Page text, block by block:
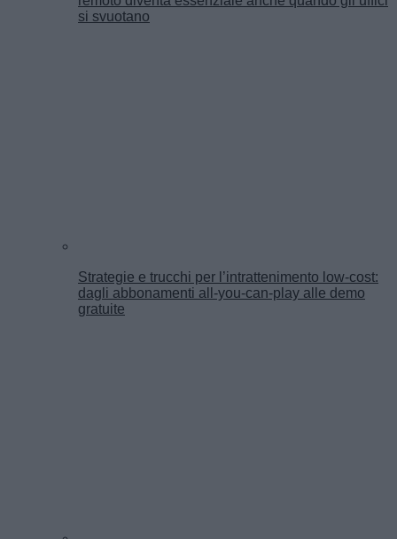
si svuotano
Strategie e trucchi per l’intrattenimento low-cost:
dagli abbonamenti all-you-can-play alle demo
gratuite